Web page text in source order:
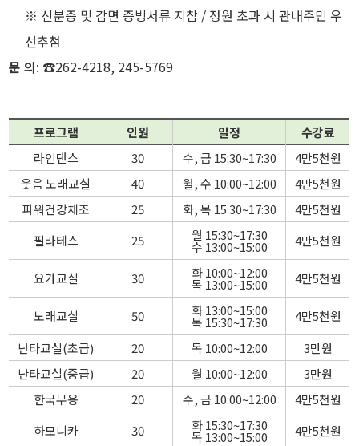
※ 신분증 및 감면 증빙서류 지참 / 정원 초과 시 관내주민 우
선추첨
문 의: ☎262-4218, 245-5769
프로그램 인원 일정
수강료
라인댄스
30 수, 금 15:30~17:30
4만5천원
웃음 노래교실
40 월, 수 10:00~12:00
4만5천원
파워건강체조
25 화, 목 15:30~17:30
4만5천원
필라테스
25 월 15:30~17:30
수 13:00~15:00 4만5천원
요가교실 30 화 10:00~12:00
목 13:00~15:00 4만5천원
노래교실 50 화 13:00~15:00
목 15:30~17:30
4만5천원
난타교실(초급)
20 목 10:00~12:00
3만원
난타교실(중급)
20 월 10:00~12:00
3만원
한국무용
20 수, 금 10:00~12:00
4만5천원
하모니카
30 화 15:30~17:30
목 13:00~15:00
4만5천원